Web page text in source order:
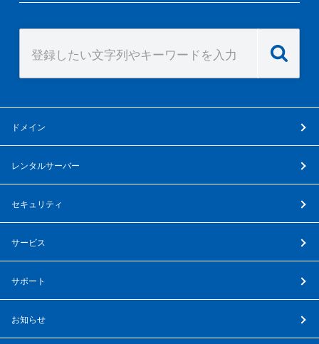
ドメイン
レンタルサーバー
セキュリティ
サービス
サポート
お知らせ